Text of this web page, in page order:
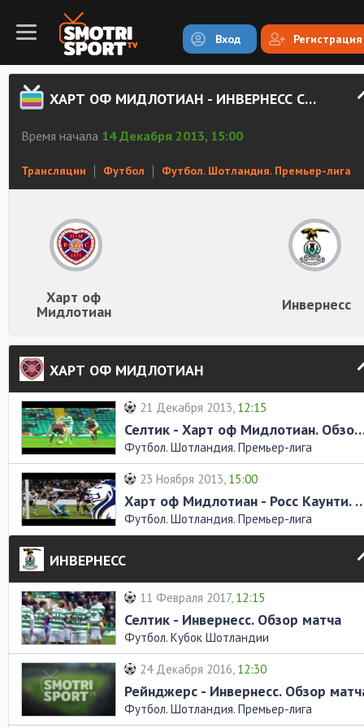
Вход Регистрация
ХАРТ ОФ МИДЛОТИАН - ИНВЕРНЕСС СМОТРЕТЬ ОНЛАЙН
Время начала 14 Декабря 2013, 15:00
Трансляции Футбол Футбол. Шотландия. Премьер-лига
Харт оф
Мидлотиан Инвернесс
ХАРТ ОФ МИДЛОТИАН
21 Декабря 2013, 12:15
Селтик - Харт оф
Футбол. Шотландия. Премьер-лига
23 Ноября 2013, 15:00
Харт оф Мидлотиан -
Футбол. Шотландия. Премьер-лига
ИНВЕРНЕСС
11 Февраля 2017, 12:15
Селтик - Инвернесс. Обзор матча
Футбол. Кубок Шотландии
24 Декабря 2016, 12:30
Рейнджерс - Инвернесс. Обзор
Футбол. Шотландия. Премьер-лига